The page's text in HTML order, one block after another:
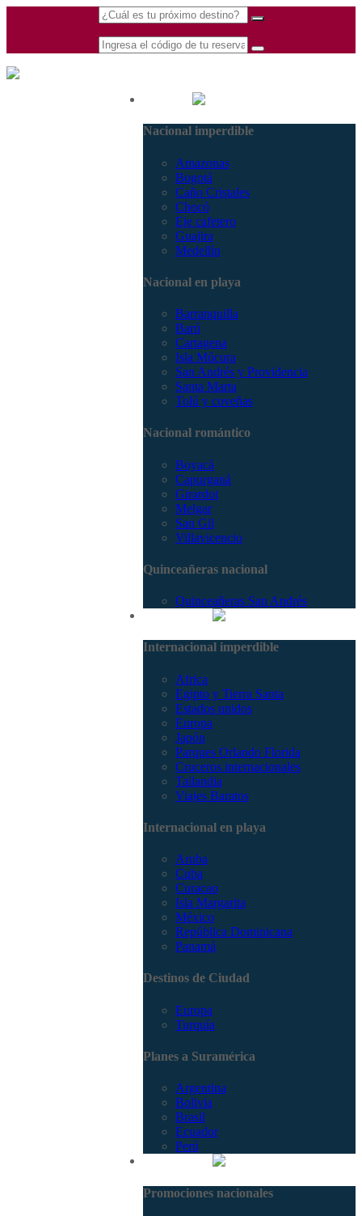
Nacional imperdible
Amazonas
Bogotá
Caño Cristales
Chocó
Eje cafetero
Guajira
Medellín
Nacional en playa
Barranquilla
Barú
Cartagena
Isla Múcura
San Andrés y Providencia
Santa Marta
Tolú y coveñas
Nacional romántico
Boyacá
Capurganá
Girardot
Melgar
San Gil
Villavicencio
Quinceañeras nacional
Quinceañeras San Andrés
Internacional imperdible
Africa
Egipto y Tierra Santa
Estados unidos
Europa
Japón
Parques Orlando Florida
Cruceros internacionales
Tailandia
Viajes Baratos
Internacional en playa
Aruba
Cuba
Curacao
Isla Margarita
México
República Dominicana
Panamá
Destinos de Ciudad
Europa
Turquía
Planes a Suramérica
Argentina
Bolivia
Brasil
Ecuador
Perú
Promociones nacionales